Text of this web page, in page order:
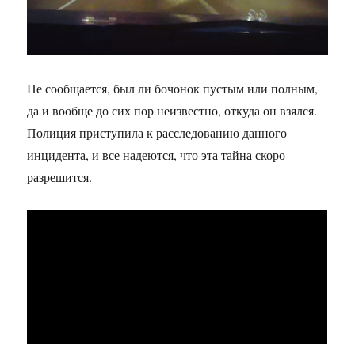
Не сообщается, был ли бочонок пустым или полным,
да и вообще до сих пор неизвестно, откуда он взялся.
Полиция приступила к расследованию данного
инцидента, и все надеются, что эта тайна скоро
разрешится.